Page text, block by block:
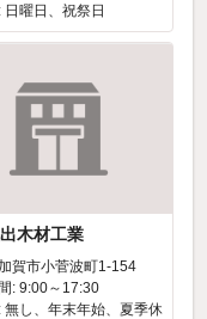
日曜日、祝祭日
木材工業
賀市小菅波町1-154
: 9:00～17:30
無し、年末年始、夏季休